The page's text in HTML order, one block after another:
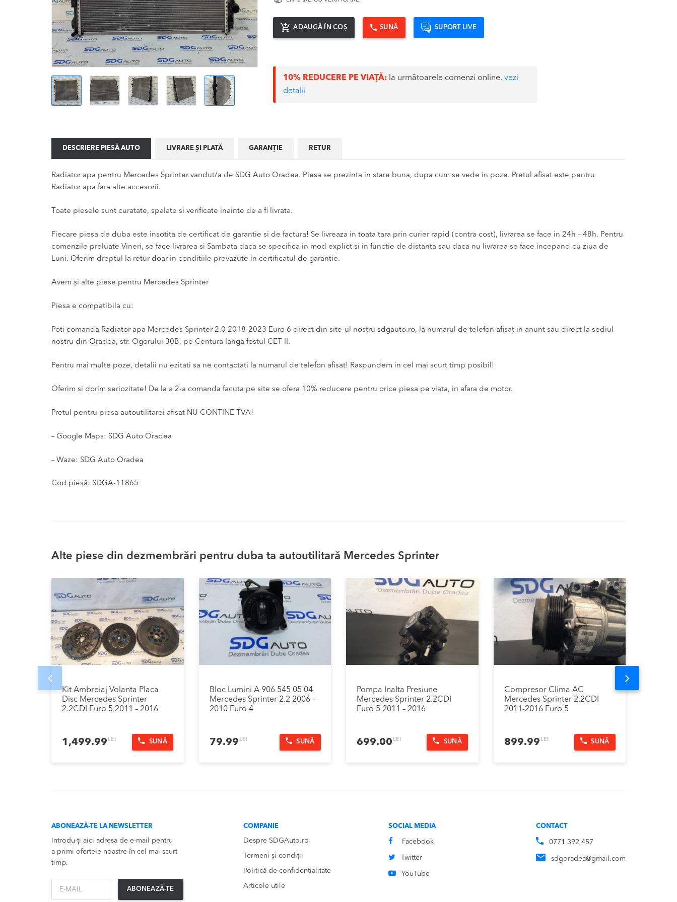
ADAUGĂ ÎN COȘ SUNĂ SUPORT LIVE
10% REDUCERE PE VIAȚĂ: la următoarele comenzi online.vezi
detalii
DESCRIERE PIESĂ AUTO LIVRARE ȘI PLATĂ GARANȚIE RETUR
Radiator apa pentru Mercedes Sprinter vandut/a de SDG Auto Oradea. Piesa se prezinta in stare buna, dupa cum se vede in poze. Pretul afisat este pentru
Radiator apa fara alte accesorii.
Toate piesele sunt curatate, spalate si verificate inainte de a fi livrata.
Fiecare piesa de duba este insotita de certificat de garantie si de factura! Se livreaza in toata tara prin curier rapid (contra cost), livrarea se face in 24h – 48h. Pentru
comenzile preluate Vineri, se face livrarea si Sambata daca se specifica in mod explict si in functie de distanta sau daca nu livrarea se face incepand cu ziua de
Luni. Oferim dreptul la retur doar in conditiile prevazute in certificatul de garantie.
Avem și alte piese pentru Mercedes Sprinter
Piesa e compatibila cu:
Poti comanda Radiator apa Mercedes Sprinter 2.0 2018-2023 Euro 6 direct din site-ul nostru sdgauto.ro, la numarul de telefon afisat in anunt sau direct la sediul
nostru din Oradea, str. Ogorului 30B, pe Centura langa fostul CET II.
Pentru mai multe poze, detalii nu ezitati sa ne contactati la numarul de telefon afisat! Raspundem in cel mai scurt timp posibil!
Oferim si dorim seriozitate! De la a 2-a comanda facuta pe site se ofera 10% reducere pentru orice piesa pe viata, in afara de motor.
Pretul pentru piesa autoutilitarei afisat NU CONTINE TVA!
– Google Maps: SDG Auto Oradea
– Waze: SDG Auto Oradea
Cod piesă: SDGA-11865
Alte piese din dezmembrări pentru duba ta autoutilitară Mercedes Sprinter
Kit Ambreiaj Volanta Placa
Disc Mercedes Sprinter
2.2CDI Euro 5 2011 – 2016
1,499.99 LEI SUNĂ
Bloc Lumini A 906 545 05 04
Mercedes Sprinter 2.2 2006 –
2010 Euro 4
79.99 LEI SUNĂ
Pompa Inalta Presiune
Mercedes Sprinter 2.2CDI
Euro 5 2011 – 2016
699.00 LEI SUNĂ
Compresor Clima AC
Mercedes Sprinter 2.2CDI
2011-2016 Euro 5
899.99 LEI SUNĂ
Prev Next
ABONEAZĂ-TE LA NEWSLETTER
Introdu-ți aici adresa de e-mail pentru
a primi ofertele noastre în cel mai scurt
timp.
ABONEAZĂ-TE
COMPANIE
Despre SDGAuto.ro
Termeni și condiții
Politică de confidențialitate
Articole utile
SOCIAL MEDIA
Facebook
Twitter
YouTube
CONTACT
0771 392 457
sdgoradea@gmail.com